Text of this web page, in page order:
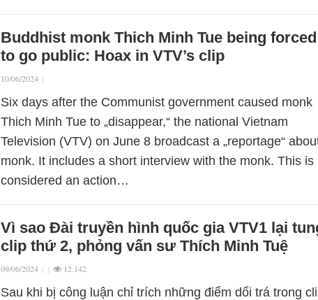
Buddhist monk Thich Minh Tue being
to go public: Hoax in VTV’s clip
10/06/2024 |
Six days after the Communist government caused monk
Thich Minh Tue to „disappear,“ the national Vietnam
Television (VTV) on June 8 broadcast a „reportage“
monk. It includes a short interview with the monk. This is
considered an action…
Vì sao Đài truyền hình quốc gia VTV1 lại
clip thứ 2, phỏng vấn sư Thích Minh Tuệ
09/06/2024 | | 12.142
Sau khi bị công luận chỉ trích những điểm dối trá trong